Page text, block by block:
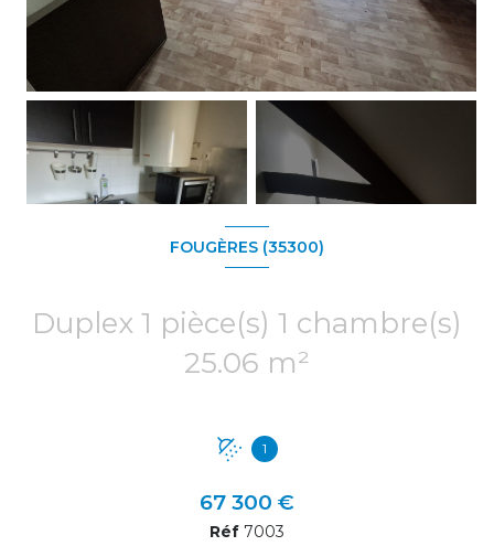
FOUGÈRES (35300)
Duplex 1 pièce(s) 1 chambre(s)
25.06 m²
1
67 300 €
Réf 7003